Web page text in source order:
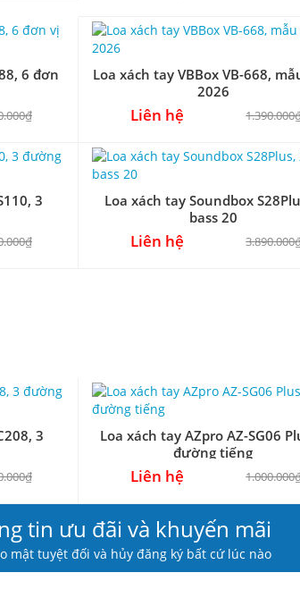
6 đơn
Loa xách tay VBBox VB-668,
2026
Liên hệ
3
Loa xách tay Soundbox
bass 20
Liên hệ
3
Loa xách tay AZpro AZ-SG06
đường tiếng
Liên hệ
tin ưu đãi và khuyến mãi
mật tuyệt đối và hủy đăng ký bất cứ lúc nào